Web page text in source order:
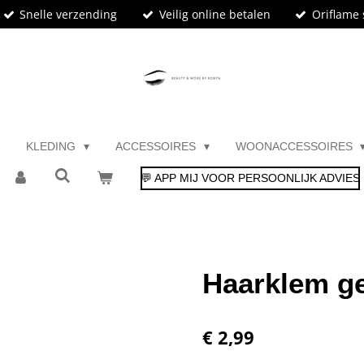
Snelle verzending Veilig online betalen Oriflame
KLEDING ACCESSOIRES WOONACCESSOIRES
💬 APP MIJ VOOR PERSOONLIJK ADVIES
Haarklem
€ 2,99